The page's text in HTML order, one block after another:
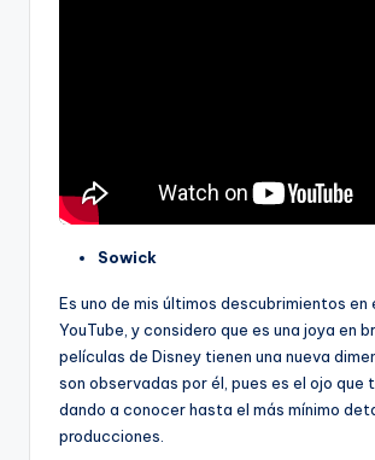
Sowick
Es uno de mis últimos descubrimientos en
YouTube, y considero que es una joya en
películas de Disney tienen una nueva
son observadas por él, pues es el ojo que
dando a conocer hasta el más mínimo
producciones.